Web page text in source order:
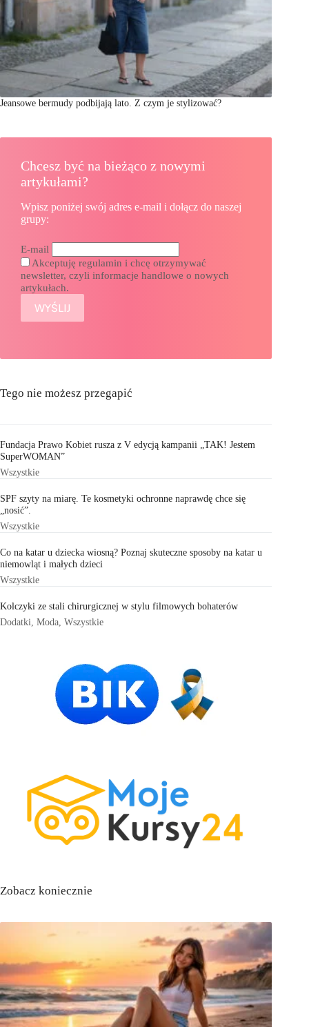
Jeansowe bermudy podbijają lato. Z czym je stylizować?
Chcesz być na bieżąco z nowymi
artykułami?
Wpisz poniżej swój adres e-mail i dołącz do naszej
grupy:
E-mail
Akceptuję regulamin i chcę otrzymywać
newsletter, czyli informacje handlowe o nowych
artykułach.
Tego nie możesz przegapić
Fundacja Prawo Kobiet rusza z V edycją kampanii „TAK! Jestem
SuperWOMAN”
Wszystkie
SPF szyty na miarę. Te kosmetyki ochronne naprawdę chce się
„nosić”.
Wszystkie
Co na katar u dziecka wiosną? Poznaj skuteczne sposoby na katar u
niemowląt i małych dzieci
Wszystkie
Kolczyki ze stali chirurgicznej w stylu filmowych bohaterów
Dodatki Moda Wszystkie
Zobacz koniecznie